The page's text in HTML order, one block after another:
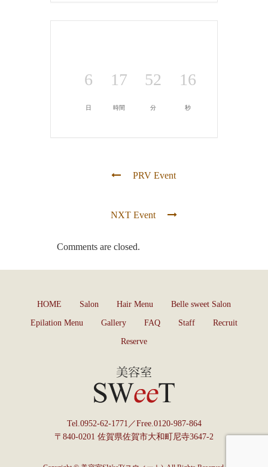
6
日
17
時間
52
分
16
秒
PRV Event
NXT Event
Comments are closed.
HOME Salon Hair Menu Belle sweet Salon
Epilation Menu Gallery FAQ Staff Recruit
Reserve
Tel. 0952-62-1771 ／Free. 0120-987-864
〒840-0201 佐賀県佐賀市大和町尼寺3647-2